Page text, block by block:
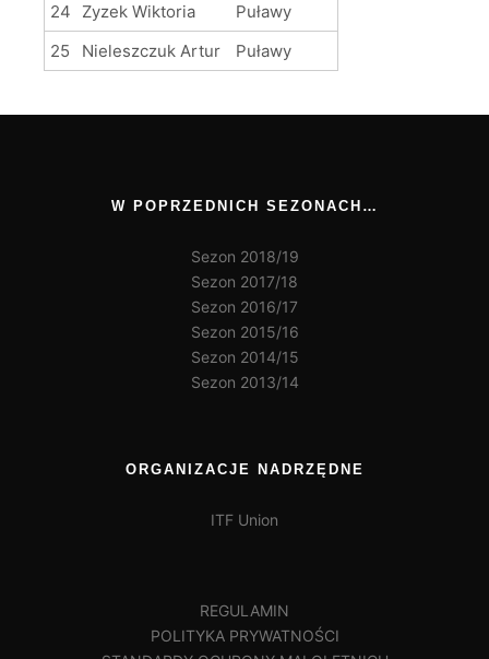
24
Zyzek Wiktoria
Puławy
25
Nieleszczuk Artur Puławy
W POPRZEDNICH SEZONACH…
Sezon 2018/19
Sezon 2017/18
Sezon 2016/17
Sezon 2015/16
Sezon 2014/15
Sezon 2013/14
ORGANIZACJE NADRZĘDNE
ITF Union
REGULAMIN
POLITYKA PRYWATNOŚCI